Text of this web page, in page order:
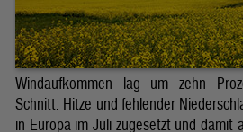
Windaufkommen lag um zehn
Schnitt. Hitze und fehlender
in Europa im Juli zugesetzt und damit